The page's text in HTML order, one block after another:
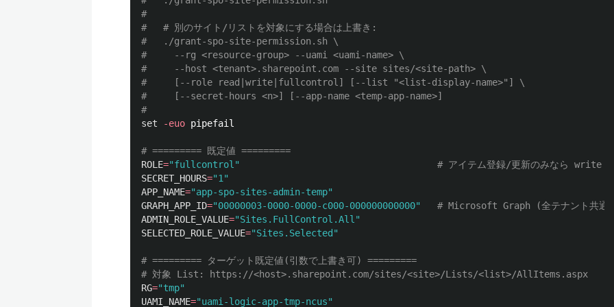
#
#   # 別のサイト/リストを対象にする場合は上書き:
#   ./grant-spo-site-permission.sh \
#     --rg <resource-group> --uami <uami-name> \
#     --host <tenant>.sharepoint.com --site sites/<site-path> \
#     [--role read|write|fullcontrol] [--list "<list-display-name>"] \
#     [--secret-hours <n>] [--app-name <temp-app-name>]
#
set
-euo pipefail
# ========= 既定値 =========
ROLE="fullcontrol"
# アイテム登録/更新のみなら write
SECRET_HOURS="1"
APP_NAME="app-spo-sites-admin-temp"
GRAPH_APP_ID="00000003-0000-0000-c000-000000000000"
# Microsoft Graph (全テナント共通)
ADMIN_ROLE_VALUE="Sites.FullControl.All"
SELECTED_ROLE_VALUE="Sites.Selected"
# ========= ターゲット既定値(引数で上書き可) =========
# 対象 List: https://<host>.sharepoint.com/sites/<site>/Lists/<list>/AllItems.aspx
RG="tmp"
UAMI_NAME="uami-logic-app-tmp-ncus"